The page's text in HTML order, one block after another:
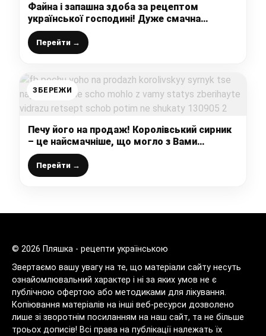
Файна і запашна здоба за рецептом
української господині! Дуже смачна
випічка, яку хочеться пекти хоч щодня!
Перейти →
ЗБЕРЕЖИ
Печу його на продаж! Королівський сирник
– це найсмачніше, що могло з Вами
статись! Зберігайте відразу рецепт, щоб
потім не шукати!
Перейти →
© 2026 Пляшка - рецепти українською
Звертаємо вашу увагу на те, що матеріали сайту несуть
ознайомлювальний характер і ні за яких умов не є
публічною офертою або методиками для лікування.
Копіювання матеріалів на інші веб-ресурси дозволено
лише зі зворотнім посиланням на наш сайт, та не більше
троьох дописів! Всі права на публікації належать їх